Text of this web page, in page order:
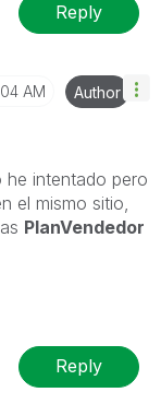
Reply
AM Author
he intentado pero
el mismo sitio,
PlanVendedor
Reply